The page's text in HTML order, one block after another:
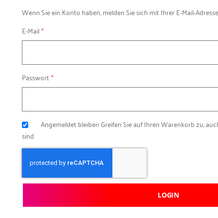
Wenn Sie ein Konto haben, melden Sie sich mit Ihrer E-Mail-
E-Mail
Passwort
Angemeldet bleiben Greifen Sie auf Ihren Warenkorb zu,
sind
LOGIN